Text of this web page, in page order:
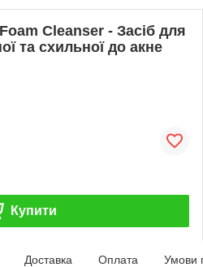
Cleanser - Засіб для
та схильної до акне
Купити
Доставка Оплата Умови